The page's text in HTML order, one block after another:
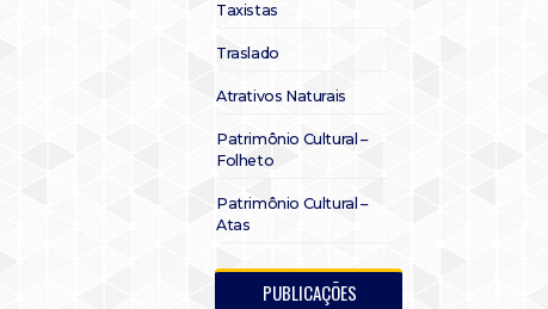
Taxistas
Traslado
Atrativos Naturais
Patrimônio Cultural –
Folheto
Patrimônio Cultural –
Atas
PUBLICAÇÕES